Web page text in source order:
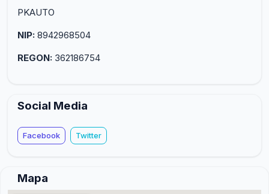
PKAUTO
NIP: 8942968504
REGON: 362186754
Social Media
Facebook Twitter
Mapa